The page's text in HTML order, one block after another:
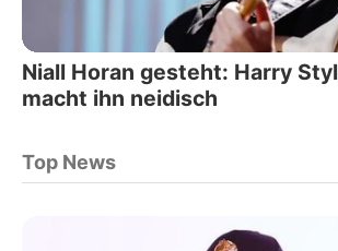
Niall Horan gesteht: Harry
macht ihn neidisch
Top News